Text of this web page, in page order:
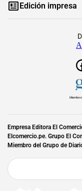
Edición impresa
Miembro
Empresa Editora El
Elcomercio.pe. Grupo El
Miembro del Grupo de